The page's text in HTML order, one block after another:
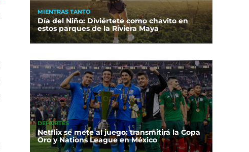
MIENTRAS TANTO
Día del Niño: Diviértete como chavito en
estos parques de la Riviera Maya
DEPORTES
Netflix se mete al juego: transmitirá la Copa
Oro y Nations League en México